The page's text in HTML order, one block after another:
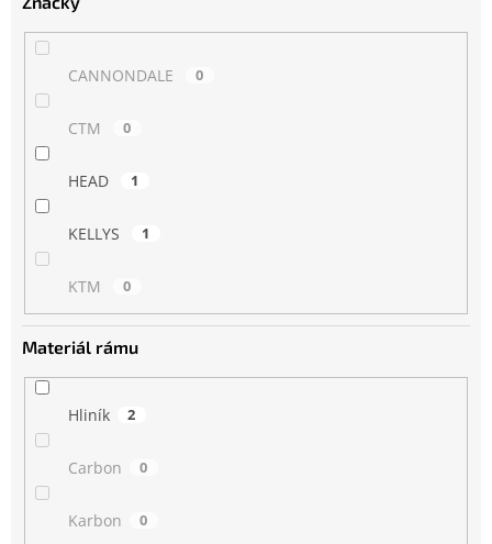
CANNONDALE 0
CTM 0
HEAD 1
KELLYS 1
KTM 0
Materiál rámu
Hliník 2
Carbon 0
Karbon 0